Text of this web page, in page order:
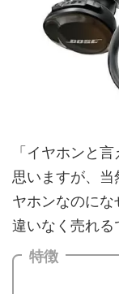
「イヤホンと
思いますが、当
ヤホンなのに
違いなく売れる
特徴